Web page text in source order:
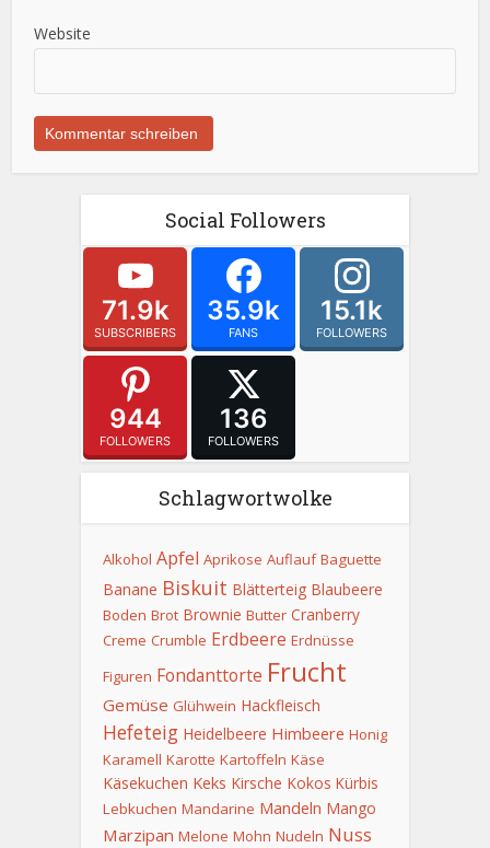
Website
Social Followers
71.9k
SUBSCRIBERS
35.9k
FANS
15.1k
FOLLOWERS
944
FOLLOWERS
136
FOLLOWERS
Schlagwortwolke
Alkohol Apfel Aprikose Auflauf Baguette
Banane Biskuit Blätterteig Blaubeere
Boden Brot Brownie Butter Cranberry
Creme Crumble Erdbeere Erdnüsse
Figuren Fondanttorte Frucht
Gemüse Glühwein Hackfleisch
Hefeteig Heidelbeere Himbeere Honig
Karamell Karotte Kartoffeln Käse
Käsekuchen Keks Kirsche Kokos Kürbis
Lebkuchen Mandarine Mandeln Mango
Marzipan Melone Mohn Nudeln Nuss